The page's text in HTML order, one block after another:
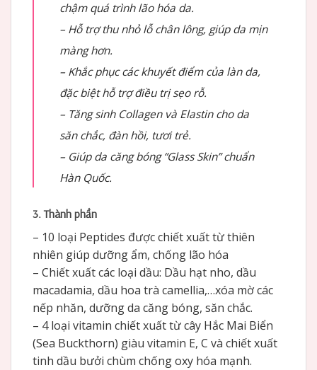
chậm quá trình lão hóa da.
– Hỗ trợ thu nhỏ lỗ chân lông, giúp da mịn
màng hơn.
– Khắc phục các khuyết điểm của làn da,
đặc biệt hỗ trợ điều trị sẹo rỗ.
– Tăng sinh Collagen và Elastin cho da
săn chắc, đàn hồi, tươi trẻ.
– Giúp da căng bóng “Glass Skin” chuẩn
Hàn Quốc.
3. Thành phần
– 10 loại Peptides được chiết xuất từ thiên
nhiên giúp dưỡng ẩm, chống lão hóa
– Chiết xuất các loại dầu: Dầu hạt nho, dầu
macadamia, dầu hoa trà camellia,…xóa mờ các
nếp nhăn, dưỡng da căng bóng, săn chắc.
– 4 loại vitamin chiết xuất từ cây Hắc Mai Biển
(Sea Buckthorn) giàu vitamin E, C và chiết xuất
tinh dầu bưởi chùm chống oxy hóa mạnh.